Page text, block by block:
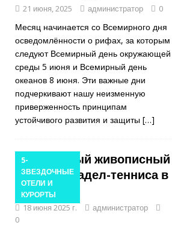
Дхава Ихуру
СПЕЦИАЛЬН
ЫЕ
ПРЕДЛОЖЕН
ИЯ
2025 ]
Cinnamon
21 июня, 2025 администратор 0
Месяц начинается со Всемирного дня
осведомлённости о рифах, за которым
следуют Всемирный день окружающей
среды 5 июня и Всемирный день
океанов 8 июня. Эти важные дни
подчеркивают нашу неизменную
приверженность принципам
устойчивого развития и защиты […]
5-
ЗВЕЗДОЧНЫЕ
ОТЕЛИ И
КУРОРТЫ
Это самый живописный
корт для падел-тенниса в
мире?
18 июня 2025 г.
администратор
0